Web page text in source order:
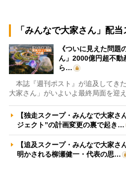
「みんなで大家さん」配
《ついに見えた問題
ん」2000億円超不動
ら…
本誌『週刊ポスト』が追及してき
大家さん」がいよいよ最終局面を迎
【独走スクープ・みんなで大家さ
ジェクト”の計画変更の裏で起き…
【追及スクープ・みんなで大家さ
明かされる柳瀬健一・代表の思…